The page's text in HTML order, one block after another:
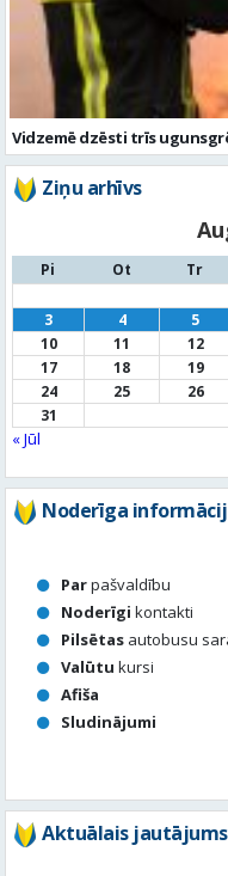
Vidzemē dzēsti trīs
Ziņu arhīvs
Pi Ot Tr
3
4 5
10
11 12
17
18 19
24
25 26
31
« Jūl
Noderīga
Parpašvaldību
Noderīgi kontakti
Pilsētas autobusu
Valūtu kursi
Afiša
Sludinājumi
Aktuālais jautājums